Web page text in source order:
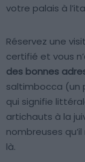
votre palais à
Réservez une
certifié et vous
des bonnes
saltimbocca (un
qui signifie
artichauts à la
nombreuses
là.